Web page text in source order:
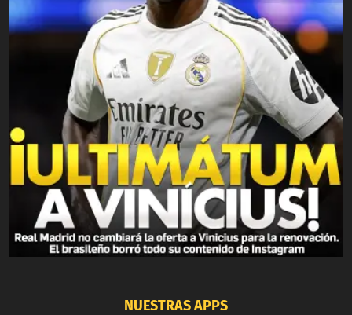
NUESTRAS APPS